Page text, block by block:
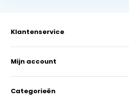
Klantenservice
Mijn account
Categorieën